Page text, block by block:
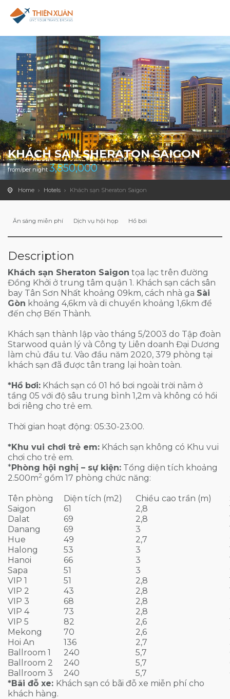
KHÁCH SẠN SHERATON SAIGON
from/per night 3,850,000
Home Hotels Khách sạn Sheraton Saigon
Ăn sáng miễn phí Dịch vụ hội họp Hồ bơi
Description
Khách sạn Sheraton Saigon tọa lạc trên đường
Đồng Khởi ở trung tâm quận 1. Khách sạn cách sân
bay Tân Sơn Nhất khoảng 09km, cách nhà ga Sài
Gòn khoảng 4,6km và di chuyển khoảng 1,6km để
đến chợ Bến Thành.
Khách sạn thành lập vào tháng 5/2003 do Tập đoàn
Starwood quản lý và Công ty Liên doanh Đại Dương
làm chủ đầu tư. Vào đầu năm 2020, 379 phòng tại
khách sạn đã được tân trang lại hoàn toàn.
*Hồ bơi: Khách sạn có 01 hồ bơi ngoài trời nằm ở
tầng 05 với độ sâu trung bình 1,2m và không có hồi
bơi riêng cho trẻ em.
Thời gian hoạt động: 05:30-23:00.
*Khu vui chơi trẻ em: Khách sạn không có Khu vui
chơi cho trẻ em.
*Phòng hội nghị – sự kiện: Tổng diện tích khoảng
2.500m2 gồm 17 phòng chức năng:
Tên phòng Diện tích (m2) Chiều cao trần (m)
Saigon
61 2,8
Dalat
69 2,8
Danang
69 3
Hue
49 2,7
Halong
53 3
Hanoi
66 3
Sapa
51 3
VIP 1
51 2,8
VIP 2
43 2,8
VIP 3
68 2,8
VIP 4
73 2,8
VIP 5
82 2,6
Mekong
70 2,6
Hoi An
136 2,7
Ballroom 1
240 5,7
Ballroom 2
240 5,7
Ballroom 3
240 5,7
*Bãi đỗ xe: Khách sạn có bãi đỗ xe miễn phí cho
khách hàng.